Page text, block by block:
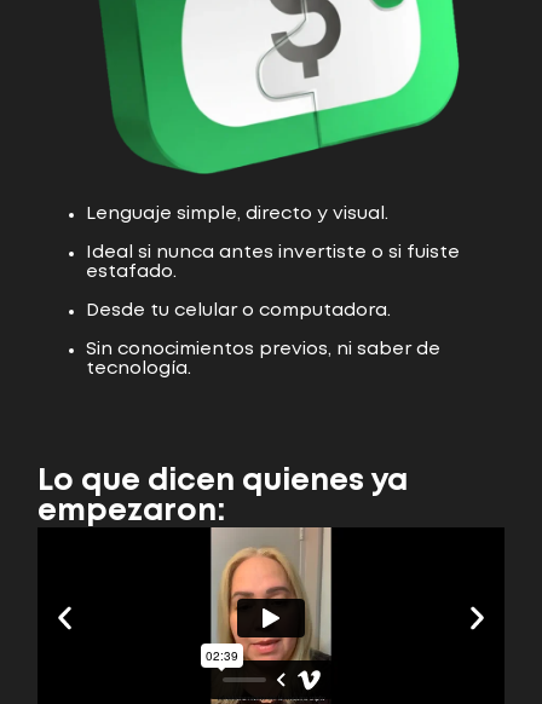
Lenguaje simple, directo y visual.
Ideal si nunca antes invertiste o si fuiste
estafado.
Desde tu celular o computadora.
Sin conocimientos previos, ni saber de
tecnología.
Lo que dicen quienes ya
empezaron: